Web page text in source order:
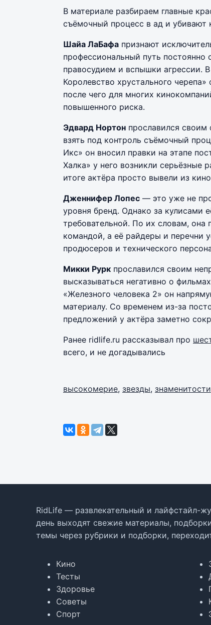
В материале разбираем главные
съёмочный процесс в ад и убивают
Шайа ЛаБафа признают
профессиональный путь постоянно
правосудием и вспышки агрессии.
Королевство хрустального
после чего для многих
повышенного риска.
Эдвард Нортон прославился
взять под контроль съёмочный
Икс» он вносил правки на этапе
Халка» у него возникли серьёзные
итоге актёра просто вывели из
Дженнифер Лопес — это уже не
уровня бренд. Однако за кулисами
требовательной. По их словам,
командой, а её райдеры и перечни
продюсеров и технического
Микки Рурк прославился своим
высказываться негативно о
«Железного человека 2» он
материалу. Со временем из-за
предложений у актёра заметно
Ранее ridlife.ru рассказывал про
всего, и не догадывались
высокомерие, звезды, знаменитости
RidLife — развлекательный и лайфстайл-
день выходят свежие материалы,
темы через рубрики и подборки,
Кино
Тесты
Здоровье
Советы
Спорт